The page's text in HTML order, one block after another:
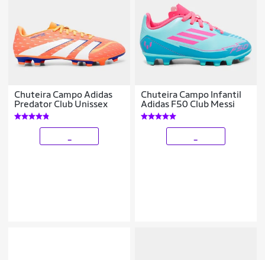
Chuteira Campo Adidas
Predator Club Unissex
Chuteira Campo Infantil
Adidas F50 Club Messi